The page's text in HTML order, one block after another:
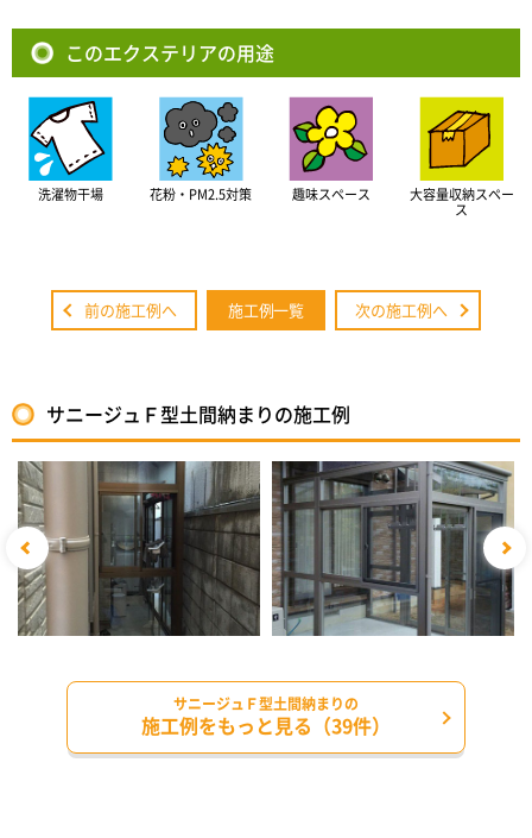
このエクステリアの用途
洗濯物干場 花粉・PM2.5対策 趣味スペース
大容量収納スペー
ス
前の施工例へ 施工例一覧 次の施工例へ
サニージュＦ型土間納まりの施工例
サニージュＦ型土間納まりの
施工例をもっと見る（39件）